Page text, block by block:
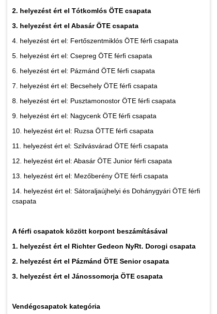
2. helyezést ért el Tótkomlós ÖTE csapata
3. helyezést ért el Abasár ÖTE csapata
4. helyezést ért el: Fertőszentmiklós ÖTE férfi csapata
5. helyezést ért el: Csepreg ÖTE férfi csapata
6. helyezést ért el: Pázmánd ÖTE férfi csapata
7. helyezést ért el: Becsehely ÖTE férfi csapata
8. helyezést ért el: Pusztamonostor ÖTE férfi csapata
9. helyezést ért el: Nagycenk ÖTE férfi csapata
10. helyezést ért el: Ruzsa ÖTTE férfi csapata
11. helyezést ért el: Szilvásvárad ÖTE férfi csapata
12. helyezést ért el: Abasár ÖTE Junior férfi csapata
13. helyezést ért el: Mezőberény ÖTE férfi csapata
14. helyezést ért el: Sátoraljaújhelyi és Dohánygyári ÖTE férfi
csapata
A férfi csapatok között korpont beszámításával
1. helyezést ért el Richter Gedeon NyRt. Dorogi csapata
2. helyezést ért el Pázmánd ÖTE Senior csapata
3. helyezést ért el Jánossomorja ÖTE csapata
Vendégcsapatok kategória